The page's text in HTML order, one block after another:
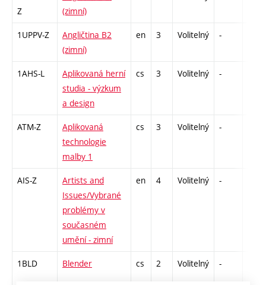
Z
(zimní)
1UPPV-Z
Angličtina B2
(zimní)
en 3 Volitelný -
1AHS-L
Aplikovaná herní
studia - výzkum
a design
cs 3 Volitelný -
ATM-Z
Aplikovaná
technologie
malby 1
cs 3 Volitelný -
AIS-Z
Artists and
Issues/Vybrané
problémy v
současném
umění - zimní
en 4 Volitelný -
1BLD Blender cs 2 Volitelný -